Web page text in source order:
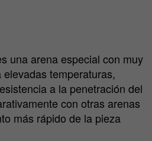
una arena especial con muy
temperaturas,
a la penetración del
con otras arenas
más rápido de la pieza